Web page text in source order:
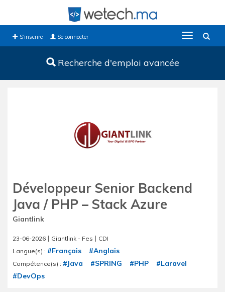
S'inscrire Se connecter
Toggle
navigation
Recherche d'emploi avancée
Développeur Senior Backend
Java / PHP – Stack Azure
Giantlink
23-06-2026 | Giantlink - Fes | CDI
Langue(s) : #Français #Anglais
Compétence(s) : #Java #SPRING #PHP
#Laravel
#DevOps